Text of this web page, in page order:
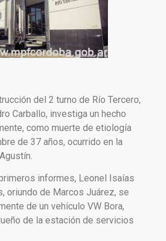
del 2 turno de Río Tercero,
Carballo, investiga un hecho
como muerte de etiología
de 37 años, ocurrido en la
informes, Leonel Isaías
oriundo de Marcos Juárez, se
de un vehículo VW Bora,
de la estación de servicios